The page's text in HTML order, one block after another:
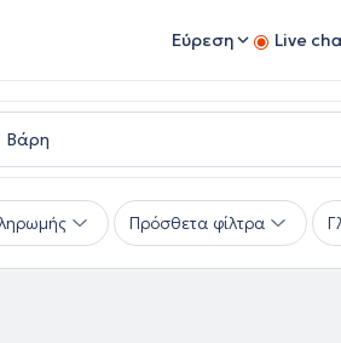
Εύρεση Live
Πρόσθετα φίλτρα